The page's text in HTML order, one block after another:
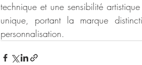
technique et une sensibilité
unique, portant la marque
personnalisation.